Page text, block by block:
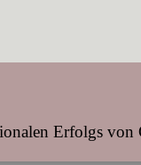
Erfolgs